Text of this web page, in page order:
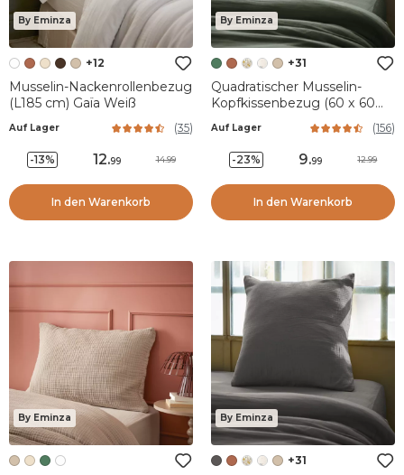
By Eminza
+12
Musselin-Nackenrollenbezug
(L185 cm) Gaïa Weiß
Auf Lager (35)
-13% 12.99 14.99
In den Warenkorb
By Eminza
+31
Quadratischer Musselin-
Kopfkissenbezug (60 x 60
Auf Lager (156)
-23% 9.99 12.99
In den Warenkorb
By Eminza By Eminza
+31